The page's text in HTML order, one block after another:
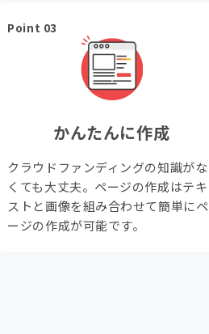
Point 03
かんたんに作成
クラウドファンディングの知識がな
くても大丈夫。ページの作成はテキ
ストと画像を組み合わせて簡単にペ
ージの作成が可能です。